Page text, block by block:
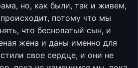
но, как были, так и живем,
потому что мы
что бесноватый сын, и
жена и даны именно для
свое сердце, и они не